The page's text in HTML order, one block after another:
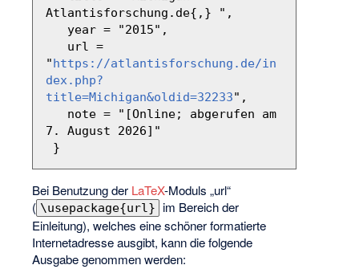
Atlantisforschung.de{,} ",
"https://atlantisforschung.de/in
dex.php?
title=Michigan&oldid=32233",
7. August 2026]"
Bei Benutzung der LaTeX-Moduls „url“
( \usepackage{url}
im Bereich der
Einleitung), welches eine schöner formatierte
Internetadresse ausgibt, kann die folgende
Ausgabe genommen werden: